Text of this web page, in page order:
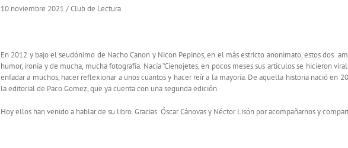
10 noviembre 2021 / Club de Lectura
En 2012 y bajo el seudónimo de Nacho Canon y Nicon Pepinos, en el más estricto anonimato, estos dos
humor, ironía y de mucha, mucha fotografía. Nacía “Cienojetes, en pocos meses sus artículos se hicieron
enfadar a muchos, hacer reflexionar a unos cuantos y hacer reír a la mayoría. De aquella historia nació en
la editorial de Paco Gomez, que ya cuenta con una segunda edición.
Hoy ellos han venido a hablar de su libro. Gracias Óscar Cánovas y Néctor Lisón por acompañarnos y